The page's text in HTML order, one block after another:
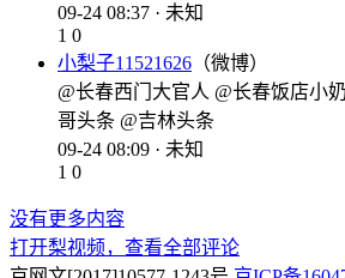
09-24 08:37 · 未知
1 0
小梨子11521626 （微博）
@长春西门大官人 @长春饭店小
哥头条 @吉林头条
09-24 08:09 · 未知
1 0
没有更多内容
打开梨视频，查看全部评论